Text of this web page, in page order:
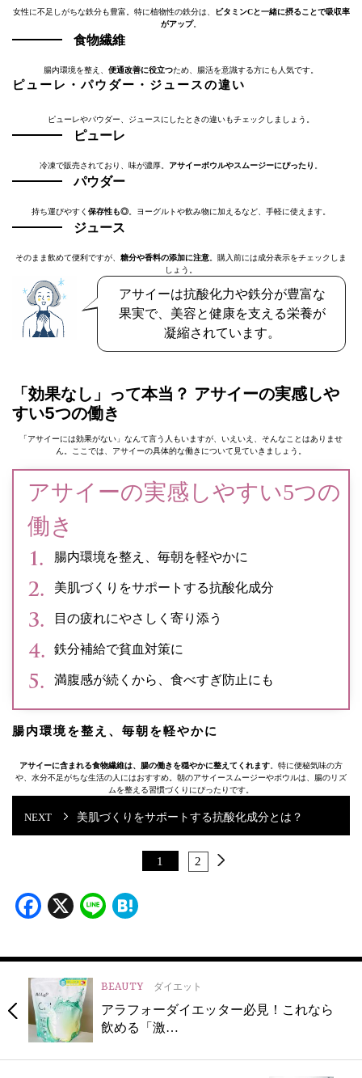
女性に不足しがちな鉄分も豊富。特に植物性の鉄分は、
ビタミンCと一緒に摂ることで吸収率
がアップ。
食物繊維
腸内環境を整え、 便通改善に役立つため、腸活を意識する方にも人気です。
ピューレ・パウダー・ジュースの違い
ピューレやパウダー、ジュースにしたときの違いもチェックしましょう。
ピューレ
冷凍で販売されており、味が濃厚。 アサイーボウルやスムージーにぴったり
パウダー
持ち運びやすく 保存性も◎ 。ヨーグルトや飲み物に加えるなど、手軽に使えます。
ジュース
そのまま飲めて便利ですが、 糖分や香料の添加に注意 。購入前には成分表示をチェックしま
しょう。
アサイーは抗酸化力や鉄分が豊富な
果実で、美容と健康を支える栄養が
凝縮されています。
「効果なし」って本当？ アサイーの実感しや
すい5つの働き
「アサイーには効果がない」なんて言う人もいますが、いえいえ、そんなことはありませ
ん。ここでは、アサイーの具体的な働きについて見ていきましょう。
アサイーの実感しやすい5つの
働き
腸内環境を整え、毎朝を軽やかに
美肌づくりをサポートする抗酸化成分
目の疲れにやさしく寄り添う
鉄分補給で貧血対策に
満腹感が続くから、食べすぎ防止にも
腸内環境を整え、毎朝を軽やかに
アサイーに含まれる食物繊維は、腸の働きを穏やかに整えてくれます 。特に便秘気味の方
や、水分不足がちな生活の人にはおすすめ。朝のアサイースムージーやボウルは、腸のリズ
ムを整える習慣づくりにぴったりです。
美肌づくりをサポートする抗酸化成分とは？
1 2
Facebook
X Line
BEAUTY ダイエット
アラフォーダイエッター必見！これなら
飲める「激…